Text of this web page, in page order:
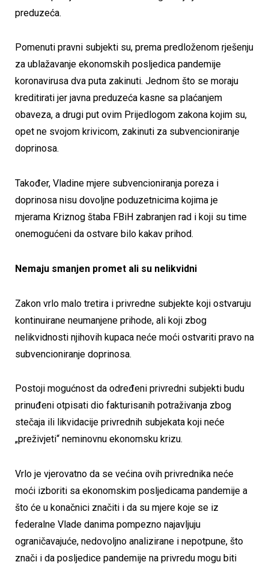
preduzeća.
Pomenuti pravni subjekti su, prema predloženom rješenju
za ublažavanje ekonomskih posljedica pandemije
koronavirusa dva puta zakinuti. Jednom što se moraju
kreditirati jer javna preduzeća kasne sa plaćanjem
obaveza, a drugi put ovim Prijedlogom zakona kojim su,
opet ne svojom krivicom, zakinuti za subvencioniranje
doprinosa.
Također, Vladine mjere subvencioniranja poreza i
doprinosa nisu dovoljne poduzetnicima kojima je
mjerama Kriznog štaba FBiH zabranjen rad i koji su time
onemogućeni da ostvare bilo kakav prihod.
Nemaju smanjen promet ali su nelikvidni
Zakon vrlo malo tretira i privredne subjekte koji ostvaruju
kontinuirane neumanjene prihode, ali koji zbog
nelikvidnosti njihovih kupaca neće moći ostvariti pravo na
subvencioniranje doprinosa.
Postoji mogućnost da određeni privredni subjekti budu
prinuđeni otpisati dio fakturisanih potraživanja zbog
stečaja ili likvidacije privrednih subjekata koji neće
„preživjeti“ neminovnu ekonomsku krizu.
Vrlo je vjerovatno da se većina ovih privrednika neće
moći izboriti sa ekonomskim posljedicama pandemije a
što će u konačnici značiti i da su mjere koje se iz
federalne Vlade danima pompezno najavljuju
ograničavajuće, nedovoljno analizirane i nepotpune, što
znači i da posljedice pandemije na privredu mogu biti